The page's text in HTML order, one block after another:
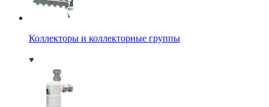
Коллекторы и коллекторные группы